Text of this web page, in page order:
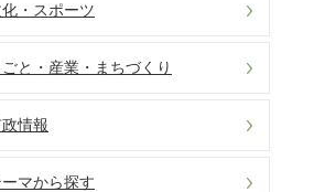
・スポーツ
ごと・産業・まちづくり
情報
ーマから探す